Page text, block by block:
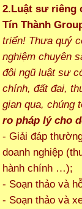
2.Luật sư riêng
Tín Thành
triển! Thưa quý
nghiệm chuyên
đội ngũ luật sư
chính, đất đai,
gian qua, chúng
ro pháp lý cho
- Giải đáp
doanh nghiệp
hành chính …);
- Soạn thảo và
- Soạn thảo và